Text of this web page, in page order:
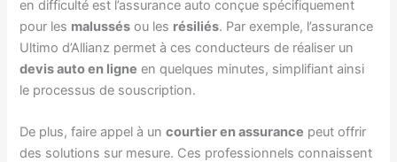
en difficulté est l’assurance auto conçue spécifiquement
pour les malussés ou les résiliés. Par exemple, l’assurance
Ultimo d’Allianz permet à ces conducteurs de réaliser un
devis auto en ligne en quelques minutes, simplifiant ainsi
le processus de souscription.
De plus, faire appel à uncourtier en assurance peut offrir
des solutions sur mesure. Ces professionnels connaissent